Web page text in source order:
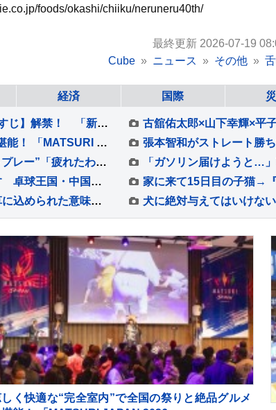
foods/okashi/chiiku/neruneru40th/
最終更新 2026-07-19
Cube
ニュース その他
経済 国際
松村北斗主演『告白』 【第5話ネタバレ＆第6話あらすじ】解禁！ 「新場面写真7点」も！！
涼しく快適な“完全室内”で全国の祭りと絶品グルメを堪能！ 「MATSURI JAPAN 2026」
バレーボール元日本代表、清水邦広さんが“現役ラストプレー”「疲れたわ～選手ってすごい」引退記念試合で豪華メンバーも集結
早田ひなは準々決勝敗退、世界ランク4位の蒯曼に屈す 卓球王国・中国の高い壁を越えられず【WTTチャンピオンズ横浜】
猫が前足で『チョイチョイ』してくる3つの理由 仕草に込められた意味や気持ちの見分け方
く快適な“完全室内”で全国の祭りと絶品グルメ